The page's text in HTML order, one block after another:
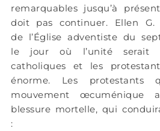
remarquables jusqu’à
doit pas continuer. Ellen G.
de l’Église adventiste du
le jour où l’unité serait
catholiques et les
énorme. Les protestants
mouvement
blessure mortelle, qui
: